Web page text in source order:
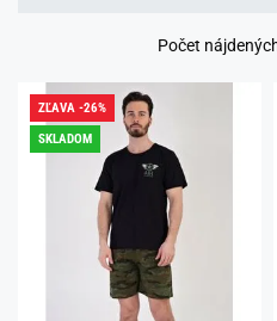
Počet
ZĽAVA -26%
SKLADOM